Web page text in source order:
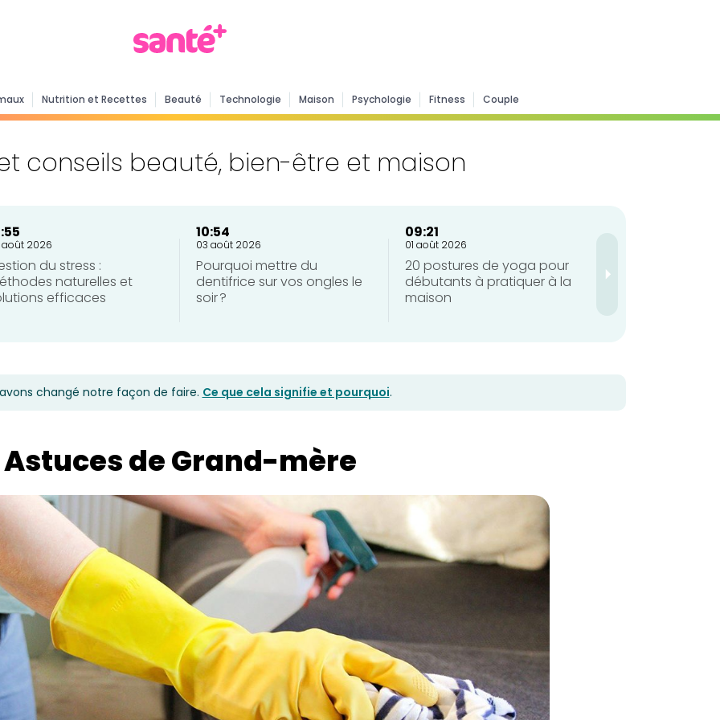
Nutrition et Recettes Beauté Technologie Maison Psychologie Fitness Couple
conseils beauté, bien-être et maison
août 2026
du stress :
naturelles et
efficaces
10:54
03 août 2026
Pourquoi mettre du
dentifrice sur vos ongles le
soir ?
09:21
01 août 2026
20 postures de yoga pour
débutants à pratiquer à la
maison
changé notre façon de faire. Ce que cela signifie et pourquoi.
Astuces de Grand-mère